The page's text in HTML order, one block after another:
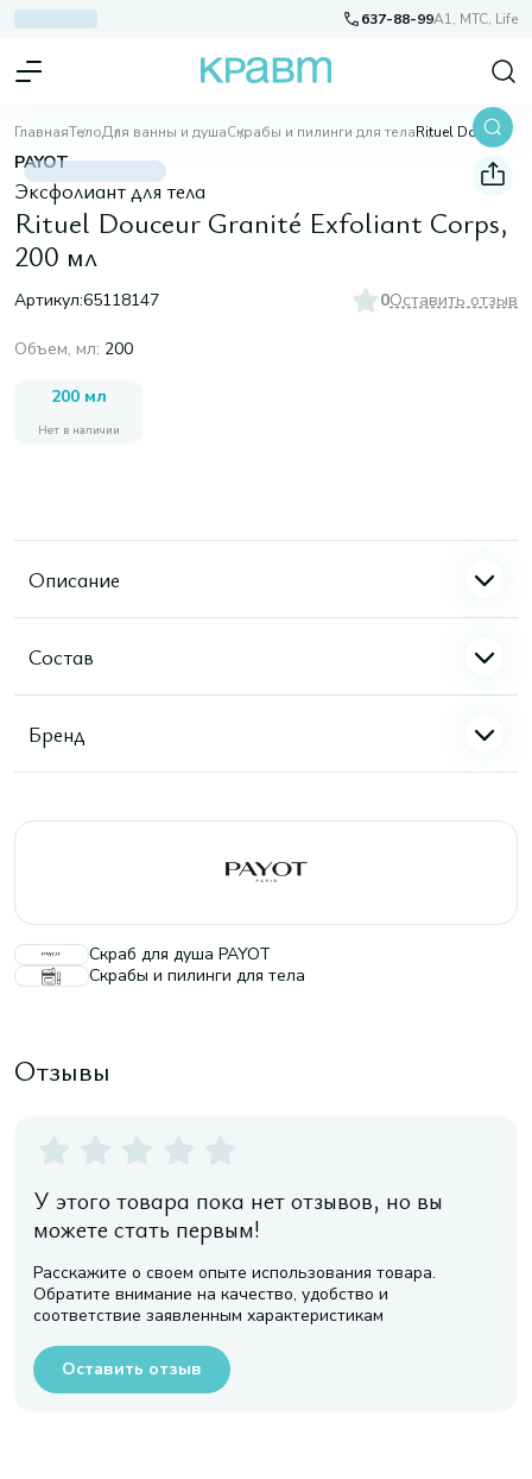
637-88-99A1, МТС, Life
ГлавнаяТелоДля ванны и душаСкрабы и пилинги для тела Rituel Douceur Granité Exfoliant Corps, 200 мл
PAYOT
Эксфолиант для тела
Rituel Douceur Granité Exfoliant Corps,
200 мл
Артикул:65118147 0Оставить отзыв
Объем, мл: 200
200 мл
Нет в наличии
Описание
Состав
Бренд
Скраб для душа PAYOT
Скрабы и пилинги для тела
Отзывы
У этого товара пока нет отзывов, но вы
можете стать первым!
Расскажите о своем опыте использования товара.
Обратите внимание на качество, удобство и
соответствие заявленным характеристикам
Оставить отзыв